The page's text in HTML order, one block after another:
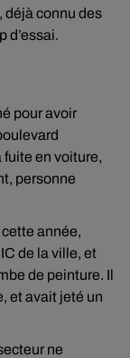
déjà connu des
d’essai.
pour avoir
en voiture,
personne
année,
de la ville, et
de peinture. Il
et avait jeté un
ne